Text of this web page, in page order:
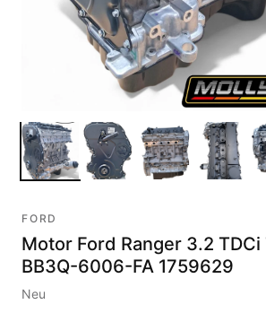
FORD
Motor Ford Ranger 3.2 TDCi
BB3Q-6006-FA 1759629
Neu